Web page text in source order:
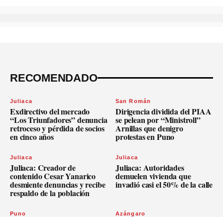
RECOMENDADO
Juliaca
Exdirectivo del mercado
“Los Triunfadores” denuncia
retroceso y pérdida de socios
en cinco años
San Román
Dirigencia dividida del PIAA
se pelean por “Ministroll”
Arnillas que denigro
protestas en Puno
Juliaca
Juliaca: Creador de
contenido Cesar Yanarico
desmiente denuncias y recibe
respaldo de la población
Juliaca
Juliaca: Autoridades
demuelen vivienda que
invadió casi el 50% de la calle
Puno Azángaro